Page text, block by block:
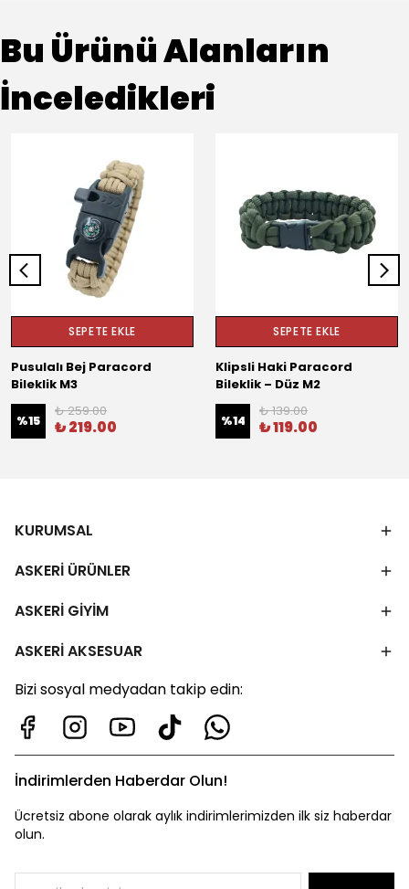
Bu Ürünü Alanların
İnceledikleri
SEPETE EKLE
Pusulalı Bej Paracord
Bileklik M3
%15
₺ 259.00
₺ 219.00
SEPETE EKLE
Klipsli Haki Paracord
Bileklik – Düz M2
%14
₺ 139.00
₺ 119.00
KURUMSAL
ASKERİ ÜRÜNLER
ASKERİ GİYİM
ASKERİ AKSESUAR
Bizi sosyal medyadan takip edin:
İndirimlerden Haberdar Olun!
Ücretsiz abone olarak aylık indirimlerimizden ilk siz haberdar
olun.